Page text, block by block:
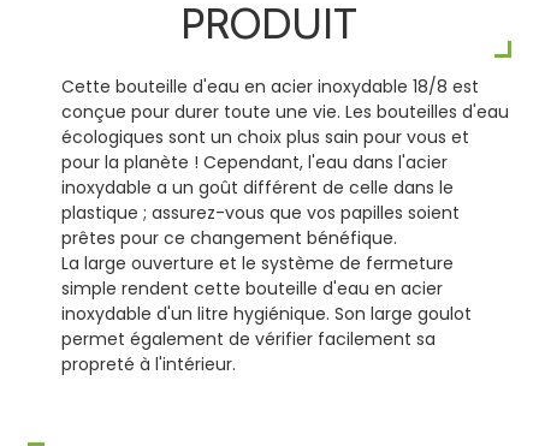
PRODUIT
Cette bouteille d'eau en acier inoxydable 18/8 est
conçue pour durer toute une vie. Les bouteilles d'eau
écologiques sont un choix plus sain pour vous et
pour la planète ! Cependant, l'eau dans l'acier
inoxydable a un goût différent de celle dans le
plastique ; assurez-vous que vos papilles soient
prêtes pour ce changement bénéfique.
La large ouverture et le système de fermeture
simple rendent cette bouteille d'eau en acier
inoxydable d'un litre hygiénique. Son large goulot
permet également de vérifier facilement sa
propreté à l'intérieur.